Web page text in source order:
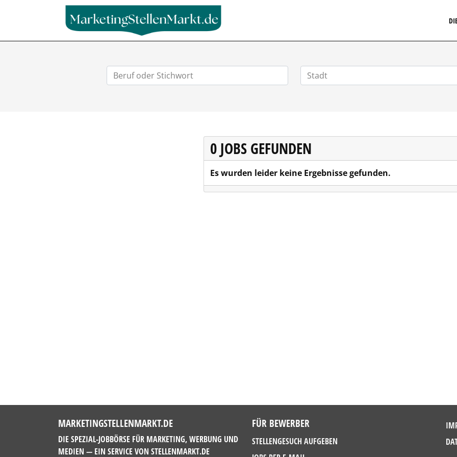
0 JOBS GEFUNDEN
Es wurden leider keine Ergebnisse gefunden.
MARKETINGSTELLENMARKT.DE
DIE SPEZIAL-JOBBÖRSE FÜR MARKETING, WERBUNG UND
MEDIEN — EIN SERVICE VON STELLENMARKT.DE
FÜR BEWERBER
STELLENGESUCH AUFGEBEN